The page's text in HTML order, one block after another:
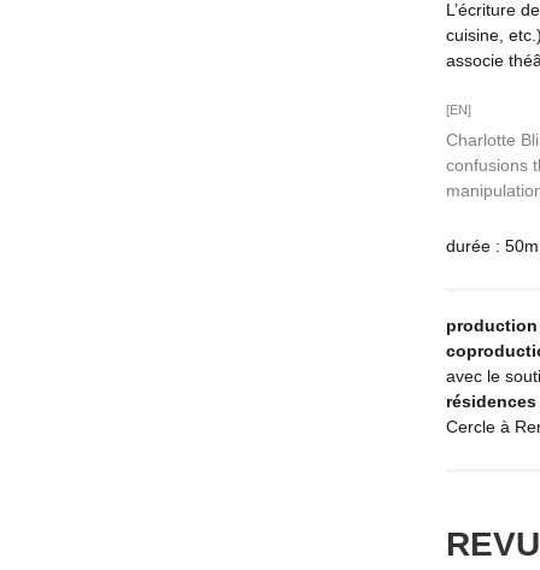
L’écriture
cuisine,
associe
[EN]
Charlotte
confusions
durée :
avec le
résidences
Cercle à